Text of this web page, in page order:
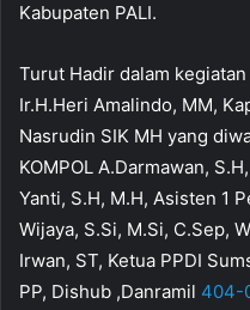
Kabupaten PALI.
Turut Hadir dalam
Ir.H.Heri Amalindo, MM,
Nasrudin SIK MH yang
KOMPOL A.Darmawan,
Yanti, S.H, M.H, Asisten 1
Wijaya, S.Si, M.Si, C.Sep,
Irwan, ST, Ketua PPDI
PP, Dishub ,Danramil 404-